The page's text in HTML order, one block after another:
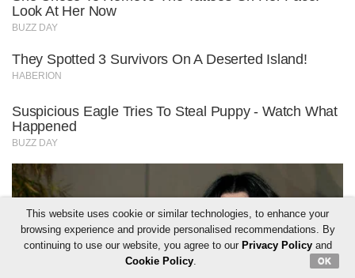
This website uses cookie or similar technologies, to enhance your
browsing experience and provide personalised recommendations. By
continuing to use our website, you agree to our Privacy Policyand
Cookie Policy. OK